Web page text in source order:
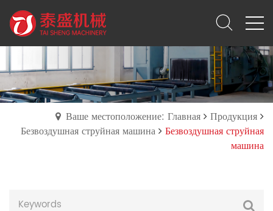
Ваше местоположение: Главная
Продукция
Безвоздушная струйная машина
Безвоздушная струйная
машина